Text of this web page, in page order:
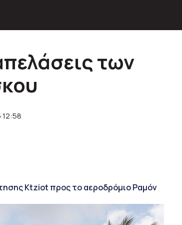
των
12:58
Ktziot προς το αεροδρόμιο Ραμόν